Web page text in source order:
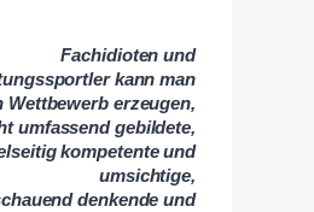
Fachidioten und
kann man
Wettbewerb erzeugen,
umfassend gebildete,
kompetente und
umsichtige,
denkende und